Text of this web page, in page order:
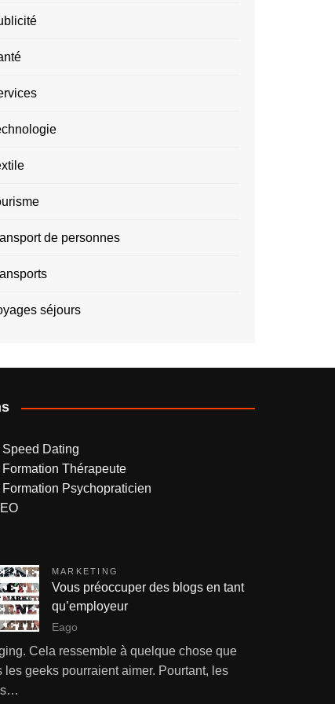
de personnes
séjours
Speed Dating
Formation Thérapeute
Formation Psychopraticien
MARKETING
Vous préoccuper des blogs en tant
qu’employeur
Eago
Cela ressemble à quelque chose que
les geeks pourraient aimer. Pourtant, les